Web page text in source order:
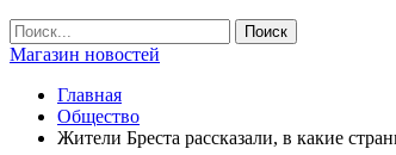
Магазин новостей
Главная
Общество
Жители Бреста рассказали, в какие